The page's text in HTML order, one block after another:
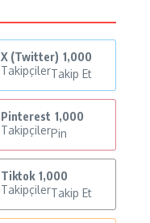
X (Twitter) 1,000
TakipçilerTakip Et
Pinterest 1,000
TakipçilerPin
Tiktok 1,000
TakipçilerTakip Et